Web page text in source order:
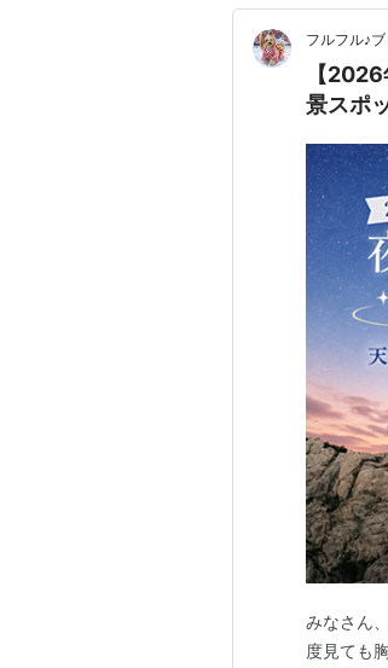
フルフル♪
【
景スポ
みなさん
度見ても